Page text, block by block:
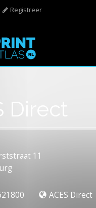
inhoud gaan
Registreer
Direct
11
ACES Direct